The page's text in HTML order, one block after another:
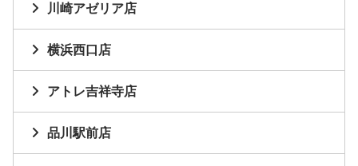
川崎アゼリア店
横浜西口店
アトレ吉祥寺店
品川駅前店